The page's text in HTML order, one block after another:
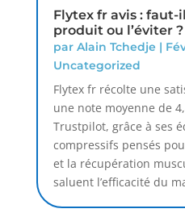
Flytex fr avis : faut-
produit ou l’éviter ?
par Alain Tchedje |
Uncategorized
Flytex fr récolte une
une note moyenne de
Trustpilot, grâce à ses
compressifs pensés
et la récupération
saluent l’efficacité du